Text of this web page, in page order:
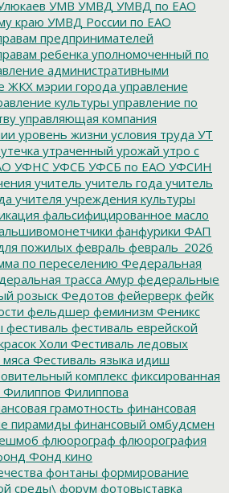
УМВ УМВД УМВД по ЕАО
краю УМВД России по ЕАО
предпринимателей
ребенка уполномоченный по
административными
ЖКХ мэрии города управление
культуры управление по
управляющая компания
уровень жизни условия труда УТ
утечка утраченный урожай утро с
УФНС УФСБ УФСБ по ЕАО УФСИН
учитель учитель года учитель
учителя учреждения культуры
фальсифицированное масло
фанфурики ФАП
пожилых февраль февраль_2026
по переселению Федеральная
трасса Амур федеральные
розыск Федотов фейерверк фейк
фельдшер феминизм Феникс
фестиваль фестиваль еврейской
Холи Фестиваль ледовых
Фестиваль языка идиш
комплекс фиксированная
Филиппов Филиппова
грамотность финансовая
пирамиды финансовый омбудсмен
флюорограф флюорография
Фонд кино
фонтаны формирование
среды\ форум фотовыставка